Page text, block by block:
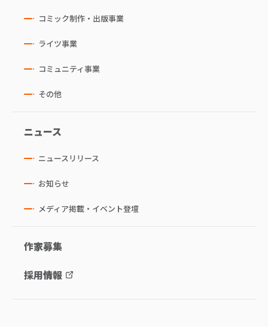
コミック制作・出版事業
ライツ事業
コミュニティ事業
その他
ニュース
ニュースリリース
お知らせ
メディア掲載・イベント登壇
作家募集
採用情報